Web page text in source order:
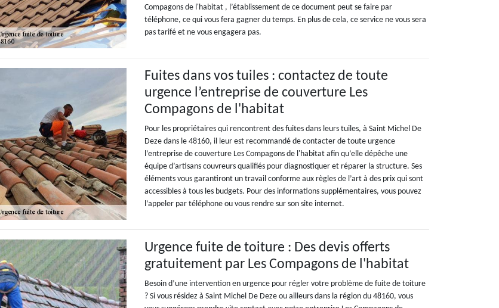
Compagons de l'habitat , l’établissement de ce document peut se faire par
téléphone, ce qui vous fera gagner du temps. En plus de cela, ce service ne vous sera
pas tarifé et ne vous engagera pas.
Fuites dans vos tuiles : contactez de toute
urgence l’entreprise de couverture Les
Compagons de l'habitat
Pour les propriétaires qui rencontrent des fuites dans leurs tuiles, à Saint Michel De
Deze dans le 48160, il leur est recommandé de contacter de toute urgence
l’entreprise de couverture Les Compagons de l'habitat afin qu’elle dépêche une
équipe d’artisans couvreurs qualifiés pour diagnostiquer et réparer la structure. Ses
éléments vous garantiront un travail conforme aux règles de l’art à des prix qui sont
accessibles à tous les budgets. Pour des informations supplémentaires, vous pouvez
l’appeler par téléphone ou vous rendre sur son site internet.
Urgence fuite de toiture : Des devis offerts
gratuitement par Les Compagons de l'habitat
Besoin d’une intervention en urgence pour régler votre problème de fuite de toiture
? Si vous résidez à Saint Michel De Deze ou ailleurs dans la région du 48160, vous